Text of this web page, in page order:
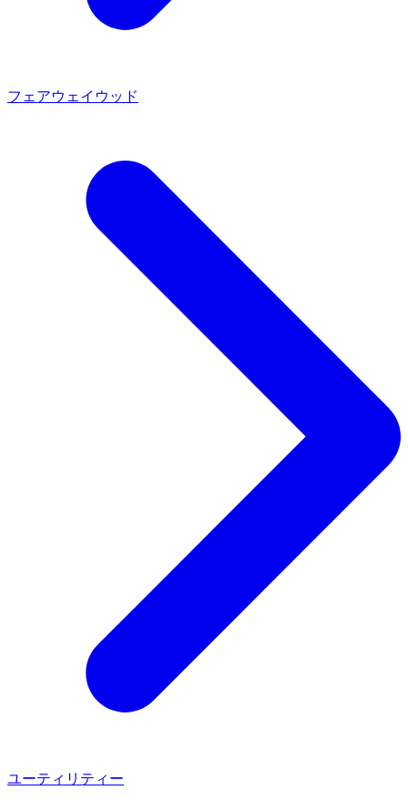
フェアウェイウッド
ユーティリティー